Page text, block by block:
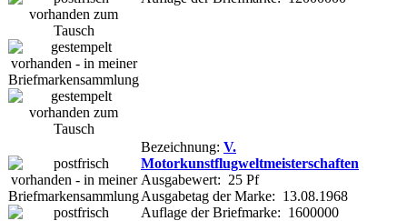
Bezeichnung: V.
Motorkunstflugweltmeisterschaften
Ausgabewert: 25 Pf
Ausgabetag der Marke: 13.08.1968
Auflage der Briefmarke: 1600000